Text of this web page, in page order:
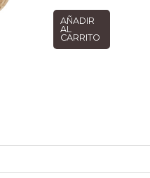
AÑADIR
AL
CARRITO